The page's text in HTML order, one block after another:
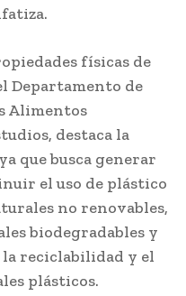
físicas de
Departamento de
Alimentos
destaca la
que busca generar
el uso de plástico
no renovables,
biodegradables y
reciclabilidad y el
plásticos.